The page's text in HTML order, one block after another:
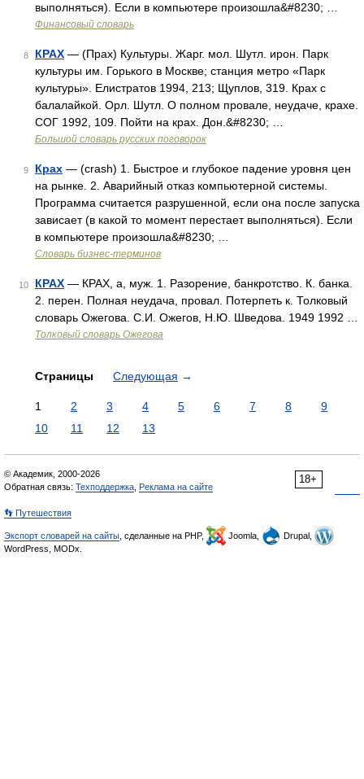
выполняться). Если в компьютере произошла&#8230; …
Финансовый словарь
8 КРАХ — (Прах) Культуры. Жарг. мол. Шутл. ирон. Парк
культуры им. Горького в Москве; станция метро «Парк
культуры». Елистратов 1994, 213; Щуплов, 319. Крах с
балалайкой. Орл. Шутл. О полном провале, неудаче, крахе.
СОГ 1992, 109. Пойти на крах. Дон.&#8230; …
Большой словарь русских поговорок
9 Крах — (crash) 1. Быстрое и глубокое падение уровня цен
на рынке. 2. Аварийный отказ компьютерной системы.
Программа считается разрушенной, если она после запуска
зависает (в какой то момент перестает выполняться). Если
в компьютере произошла&#8230; …
Словарь бизнес-терминов
10 КРАХ — КРАХ, а, муж. 1. Разорение, банкротство. К. банка.
2. перен. Полная неудача, провал. Потерпеть к. Толковый
словарь Ожегова. С.И. Ожегов, Н.Ю. Шведова. 1949 1992 …
Толковый словарь Ожегова
Страницы Следующая →
1 2 3 4 5 6 7 8
9
10
11 12 13
18+
© Академик, 2000-2026
Обратная связь: Техподдержка Реклама на сайте
👣 Путешествия
Экспорт словарей на сайты , сделанные на PHP, Joomla,
Drupal,
WordPress, MODx.